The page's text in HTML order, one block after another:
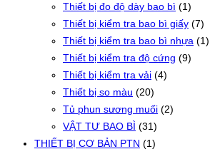
Thiết bị đo độ dày bao bì (1)
Thiết bị kiểm tra bao bì giấy (7)
Thiết bị kiểm tra bao bì nhựa (1)
Thiết bị kiểm tra độ cứng (9)
Thiết bị kiểm tra vải (4)
Thiết bị so màu (20)
Tủ phun sương muối (2)
VẬT TƯ BAO BÌ (31)
THIẾT BỊ CƠ BẢN PTN (1)